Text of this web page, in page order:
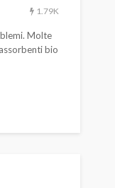
1.79K
Molte
bio